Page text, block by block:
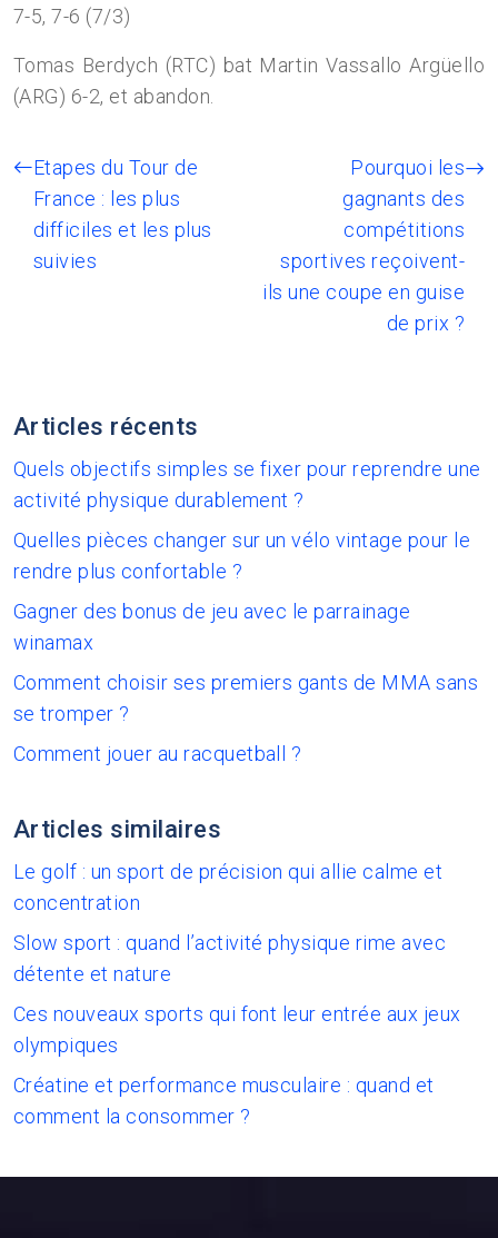
7-5, 7-6 (7/3)
Tomas Berdych (RTC) bat Martin Vassallo Argüello
(ARG) 6-2, et abandon.
Etapes du Tour de
France : les plus
difficiles et les plus
suivies
Pourquoi les
gagnants des
compétitions
sportives reçoivent-
ils une coupe en guise
de prix ?
Articles récents
Quels objectifs simples se fixer pour reprendre une
activité physique durablement ?
Quelles pièces changer sur un vélo vintage pour le
rendre plus confortable ?
Gagner des bonus de jeu avec le parrainage
winamax
Comment choisir ses premiers gants de MMA sans
se tromper ?
Comment jouer au racquetball ?
Articles similaires
Le golf : un sport de précision qui allie calme et
concentration
Slow sport : quand l’activité physique rime avec
détente et nature
Ces nouveaux sports qui font leur entrée aux jeux
olympiques
Créatine et performance musculaire : quand et
comment la consommer ?